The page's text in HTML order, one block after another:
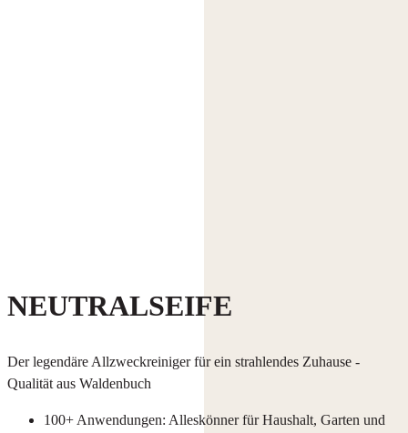
NEUTRALSEIFE
Der legendäre Allzweckreiniger für ein strahlendes Zuhause -
Qualität aus Waldenbuch
100+ Anwendungen: Alleskönner für Haushalt, Garten und